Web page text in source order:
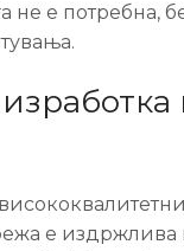
не е потребна,
е издржлива